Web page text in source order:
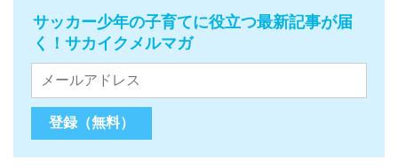
サッカー少年の子育てに役立つ最新記事が届
く！サカイクメルマガ